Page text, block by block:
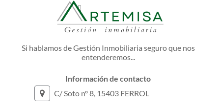
Si hablamos de Gestión Inmobiliaria seguro que nos
entenderemos...
Información de contacto
C/ Soto nº 8, 15403 FERROL